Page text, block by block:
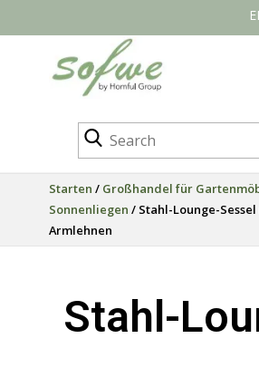
Starten / Großhandel für
Sonnenliegen / Stahl-Lounge-
Armlehnen
Stahl-